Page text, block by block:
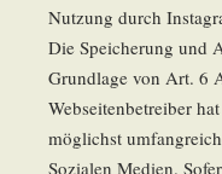
Nutzung durch
Die Speicherung und
Grundlage von Art. 6
Webseitenbetreiber
möglichst
Sozialen Medien.